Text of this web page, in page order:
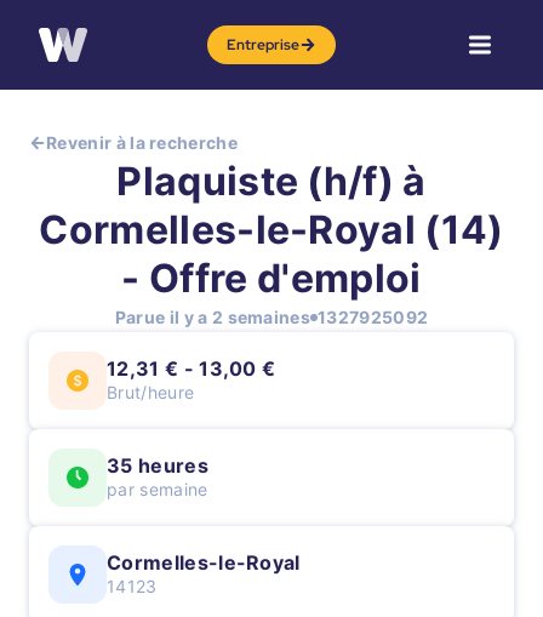
Entreprise
Revenir à la recherche
Plaquiste (h/f) à
Cormelles-le-Royal (14)
- Offre d'emploi
Parue il y a 2 semaines 1327925092
12,31 € - 13,00 €
Brut/heure
35 heures
par semaine
Cormelles-le-Royal
14123